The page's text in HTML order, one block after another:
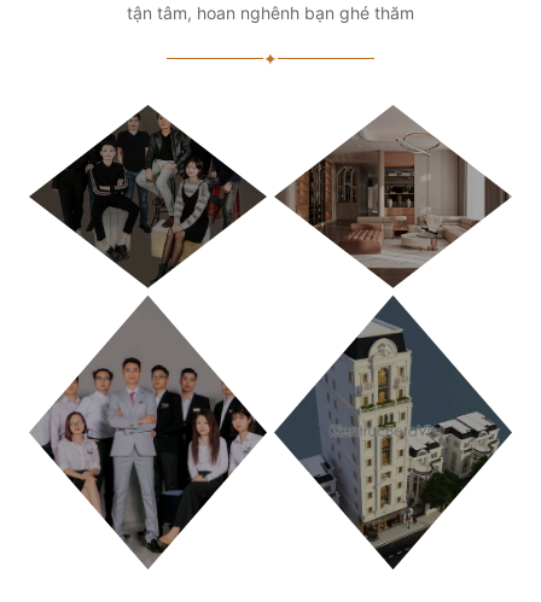
tận tâm, hoan nghênh bạn ghé thăm
✦
TP. HỒ CHÍ MINH